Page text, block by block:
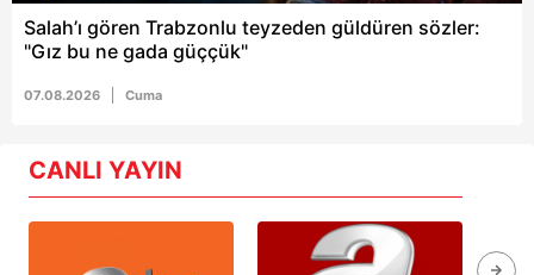
Salah’ı gören Trabzonlu teyzeden güldüren sözler:
"Gız bu ne gada güççük"
07.08.2026 Cuma
CANLI YAYIN